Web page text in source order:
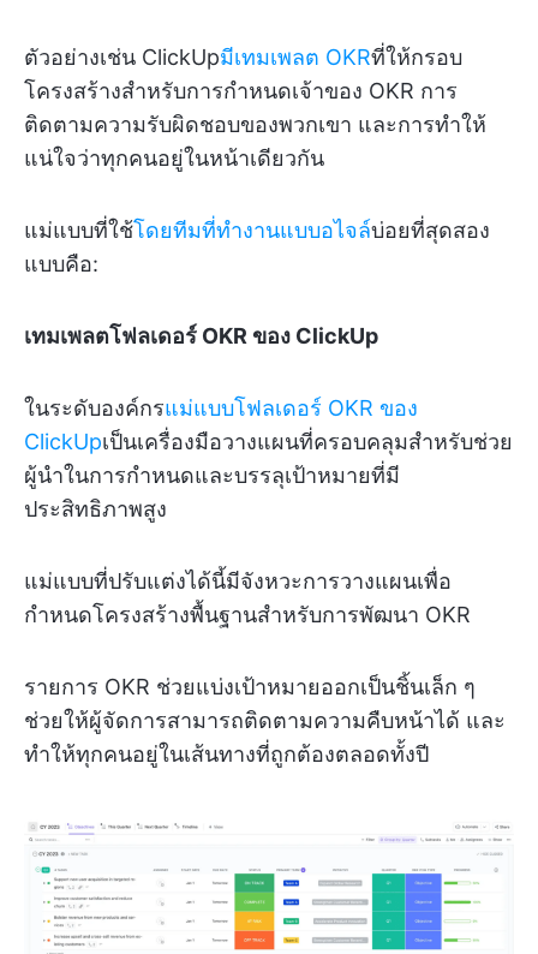
ตัวอย่างเช่น ClickUpมีเทมเพลต OKRที่ให้กรอบ
โครงสร้างสำหรับการกำหนดเจ้าของ OKR การ
ติดตามความรับผิดชอบของพวกเขา และการทำให้
แน่ใจว่าทุกคนอยู่ในหน้าเดียวกัน
แม่แบบที่ใช้โดยทีมที่ทำงานแบบอไจล์บ่อยที่สุดสอง
แบบคือ:
เทมเพลตโฟลเดอร์ OKR ของ ClickUp
ในระดับองค์กรแม่แบบโฟลเดอร์ OKR ของ
ClickUpเป็นเครื่องมือวางแผนที่ครอบคลุมสำหรับช่วย
ผู้นำในการกำหนดและบรรลุเป้าหมายที่มี
ประสิทธิภาพสูง
แม่แบบที่ปรับแต่งได้นี้มีจังหวะการวางแผนเพื่อ
กำหนดโครงสร้างพื้นฐานสำหรับการพัฒนา OKR
รายการ OKR ช่วยแบ่งเป้าหมายออกเป็นชิ้นเล็ก ๆ
ช่วยให้ผู้จัดการสามารถติดตามความคืบหน้าได้ และ
ทำให้ทุกคนอยู่ในเส้นทางที่ถูกต้องตลอดทั้งปี